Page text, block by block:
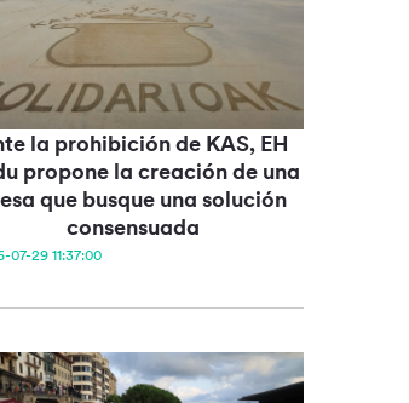
la prohibición de KAS, EH
propone la creación de una
que busque una solución
consensuada
07-29 11:37:00